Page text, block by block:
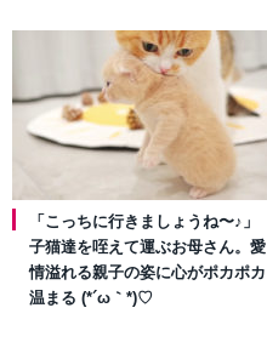
「こっちに行きましょうね〜♪」
子猫達を咥えて運ぶお母さん。愛
情溢れる親子の姿に心がポカポカ
温まる (*´ω｀*)♡